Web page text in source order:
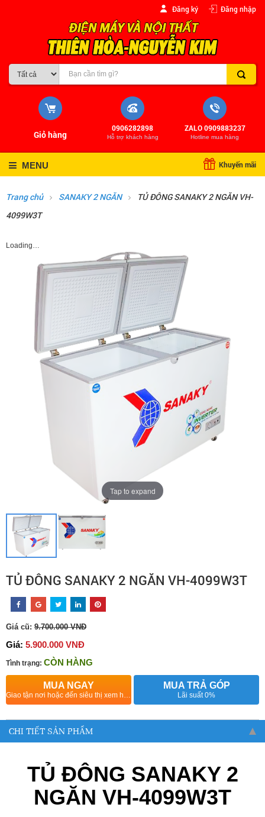
Đăng ký Đăng nhập
ZALO 0909883237
Hotline mua hàng
0906282898
Hỗ trợ khách hàng
Giỏ hàng
Khuyến mãi
MENU
Trang chủ SANAKY 2 NGĂN
TỦ ĐÔNG SANAKY 2 NGĂN VH-
4099W3T
Loading…
Tap to expand
TỦ ĐÔNG SANAKY 2 NGĂN VH-4099W3T
Giá cũ: 9.700.000 VNĐ
Giá: 5.900.000 VNĐ
Tình trạng: CÒN HÀNG
MUA NGAY MUA TRẢ GÓP
Lãi suất 0%
CHI TIẾT SẢN PHẨM
TỦ ĐÔNG SANAKY 2
NGĂN VH-4099W3T